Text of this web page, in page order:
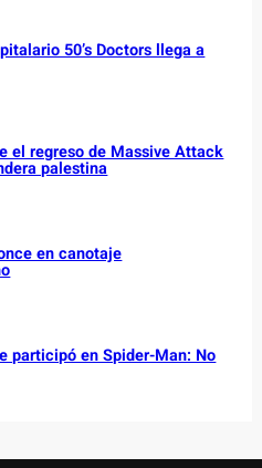
50’s Doctors llega a
el regreso de Massive Attack
palestina
en canotaje
participó en Spider-Man: No